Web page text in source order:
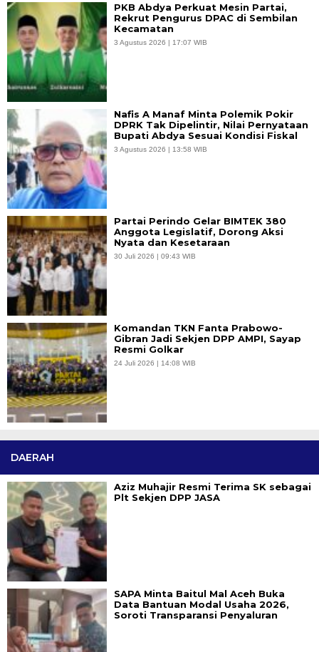
PKB Abdya Perkuat Mesin Partai,
Rekrut Pengurus DPAC di Sembilan
Kecamatan
3 Agustus 2026 | 17:07 WIB
Nafis A Manaf Minta Polemik Pokir
DPRK Tak Dipelintir, Nilai Pernyataan
Bupati Abdya Sesuai Kondisi Fiskal
3 Agustus 2026 | 13:58 WIB
Partai Perindo Gelar BIMTEK 380
Anggota Legislatif, Dorong Aksi
Nyata dan Kesetaraan
30 Juli 2026 | 09:43 WIB
Komandan TKN Fanta Prabowo-
Gibran Jadi Sekjen DPP AMPI, Sayap
Resmi Golkar
24 Juli 2026 | 14:08 WIB
DAERAH
Aziz Muhajir Resmi Terima SK sebagai
Plt Sekjen DPP JASA
SAPA Minta Baitul Mal Aceh Buka
Data Bantuan Modal Usaha 2026,
Soroti Transparansi Penyaluran